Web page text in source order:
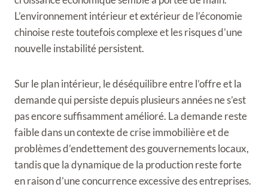
L’environnement intérieur et extérieur de l’économie
chinoise reste toutefois complexe et les risques d’une
nouvelle instabilité persistent.
Sur le plan intérieur, le déséquilibre entre l’offre et la
demande qui persiste depuis plusieurs années ne s’est
pas encore suffisamment amélioré. La demande reste
faible dans un contexte de crise immobilière et de
problèmes d’endettement des gouvernements locaux,
tandis que la dynamique de la production reste forte
en raison d’une concurrence excessive des entreprises.